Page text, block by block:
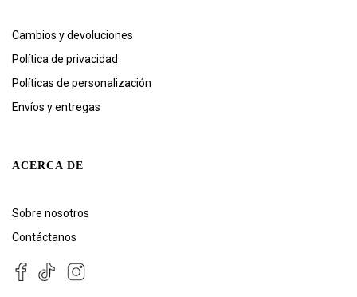
Cambios y devoluciones
Política de privacidad
Políticas de personalización
Envíos y entregas
ACERCA DE
Sobre nosotros
Contáctanos